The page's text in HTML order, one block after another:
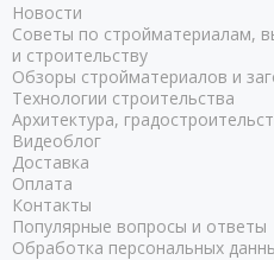
Новости
Советы по стройматериалам,
и строительству
Обзоры стройматериалов и
Технологии строительства
Архитектура,
Видеоблог
Доставка
Оплата
Контакты
Популярные вопросы и ответы
Обработка персональных